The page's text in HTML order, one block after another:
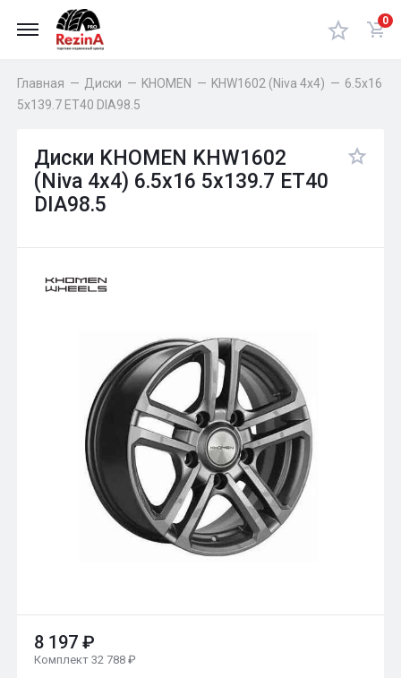
0
Главная — Диски — KHOMEN — KHW1602 (Niva 4x4) — 6.5x16
5x139.7 ET40 DIA98.5
Диски KHOMEN KHW1602
(Niva 4x4) 6.5x16 5x139.7 ET40
DIA98.5
8 197 ₽
Комплект 32 788 ₽